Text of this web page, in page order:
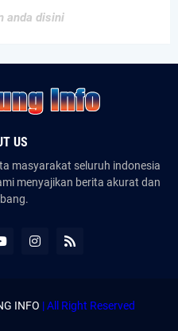
anda disini
US
masyarakat seluruh indonesia
menyajikan berita akurat dan
INFO | All Right Reserved